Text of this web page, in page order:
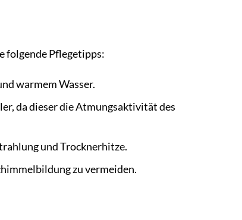
folgende Pflegetipps:
warmem Wasser.
da dieser die Atmungsaktivität des
und Trocknerhitze.
zu vermeiden.